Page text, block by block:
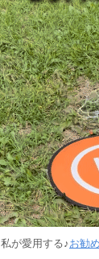
私が愛用する♪お勧